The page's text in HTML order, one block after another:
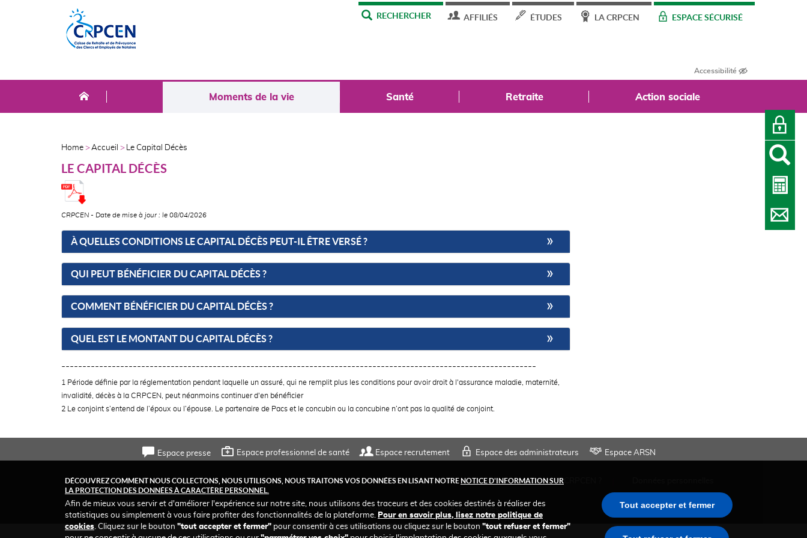
Skip
to
main
Aller
au
contenu
MENURECHERCHER AFFILIÉS ÉTUDES LA CRPCEN ESPACE SÉCURISÉ
Accessibilité
Moments de la vie Santé Retraite Action sociale
D'ARIANE
Home Accueil Le Capital Décès
LE CAPITAL DÉCÈS
CRPCEN - Date de mise à jour : le 08/04/2026
À QUELLES CONDITIONS LE CAPITAL DÉCÈS PEUT-IL ÊTRE VERSÉ ?
QUI PEUT BÉNÉFICIER DU CAPITAL DÉCÈS ?
COMMENT BÉNÉFICIER DU CAPITAL DÉCÈS ?
QUEL EST LE MONTANT DU CAPITAL DÉCÈS ?
-----------------------------------------------------------------------------------------------------------------
1 Période définie par la réglementation pendant laquelle un assuré, qui ne remplit plus les conditions pour avoir droit à l'assurance maladie, maternité,
invalidité, décès à la CRPCEN, peut néanmoins continuer d'en bénéficier
2 Le conjoint s’entend de l’époux ou l’épouse. Le partenaire de Pacs et le concubin ou la concubine n’ont pas la qualité de conjoint.
TOP
Espace presse Espace professionnel de santé Espace recrutement Espace des administrateurs Espace ARSN
FOOTER
MENU
Accessibilité Rechercher Glossaire Plan du site Mentions légales Comment contacter la CRPCEN ?
DÉCOUVREZ COMMENT NOUS COLLECTONS, NOUS UTILISONS, NOUS TRAITONS VOS DONNÉES EN LISANT NOTRENOTICE D'INFORMATION SUR
LA PROTECTION DES DONNÉES À CARACTÈRE PERSONNEL.
Afin de mieux vous servir et d'améliorer l'expérience sur notre site, nous utilisons des traceurs et des cookies destinés à réaliser des
statistiques ou simplement à vous faire profiter des fonctionnalités de la plateforme. Pour en savoir plus, lisez notre politique de
cookies. Cliquez sur le bouton "tout accepter et fermer" pour consentir à ces utilisations ou cliquez sur le bouton "tout refuser et fermer"
Tout accepter et fermer